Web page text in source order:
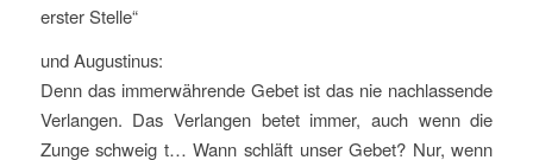
erster Stelle“
und Augustinus:
Denn das immerwährende Gebet ist das nie nachlassende
Verlangen. Das Verlangen betet immer, auch wenn die
Zunge schweig t… Wann schläft unser Gebet? Nur, wenn